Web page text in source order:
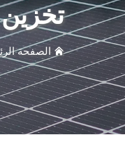
تخزين
الصفحة